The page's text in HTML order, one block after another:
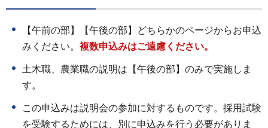
【午前の部】【午後の部】どちらかのページからお申込
みください。 複数申込みはご遠慮ください。
土木職、農業職の説明は【午後の部】のみで実施しま
す。
この申込みは説明会の参加に対するものです。採用試験
を受験するためには、別に申込みを行う必要がありま